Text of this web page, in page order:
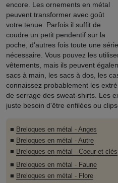
encore. Les ornements en métal
peuvent transformer avec goût
votre tenue. Parfois il suffit de
coudre un petit pendentif sur la
poche, d'autres fois toute une
nécessaire. Vous pouvez les
vêtements, mais ils peuvent
sacs à main, les sacs à dos, les
connaissez probablement les
de serrage des sweat-shirts. Les
juste besoin d'être enfilées ou
■ Breloques en métal - Anges
■ Breloques en métal - Autre
■ Breloques en métal - Coeur et clés
■ Breloques en métal - Faune
■ Breloques en métal - Flore